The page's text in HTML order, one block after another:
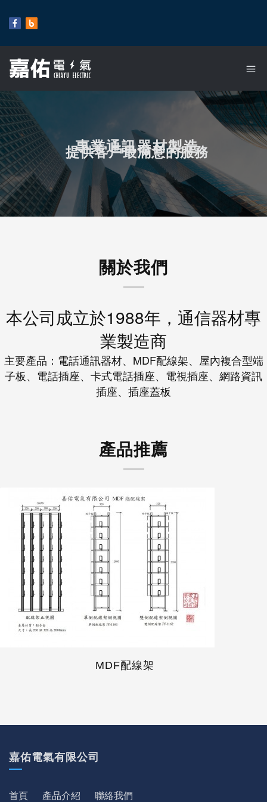
專業通訊器材製造
提供客戶最滿意的服務
關於我們
本公司成立於1988年，通信器材專
業製造商
主要產品：電話通訊器材、MDF配線架、屋內複合型端
子板、電話插座、卡式電話插座、電視插座、網路資訊
插座、插座蓋板
產品推薦
MDF配線架
嘉佑電氣有限公司
首頁 產品介紹 聯絡我們